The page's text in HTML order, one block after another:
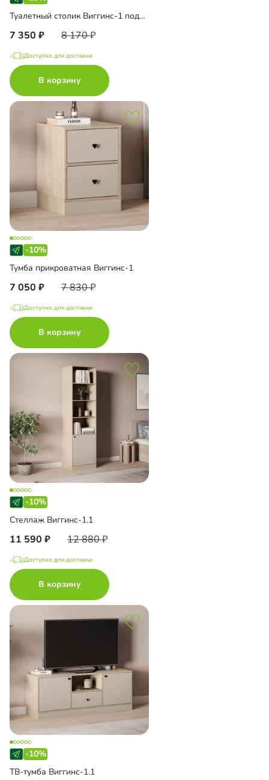
Туалетный столик Виггинс-1 подвесной
7 350 8 170
Доступно для доставки
В корзину
-10%
Тумба прикроватная Виггинс-1
7 050 7 830
Доступно для доставки
В корзину
-10%
Стеллаж Виггинс-1.1
11 590 12 880
Доступно для доставки
В корзину
-10%
ТВ-тумба Виггинс-1.1